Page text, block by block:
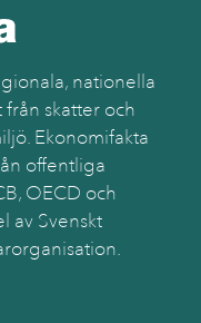
nationella
skatter och
Ekonomifakta
offentliga
OECD och
av Svenskt